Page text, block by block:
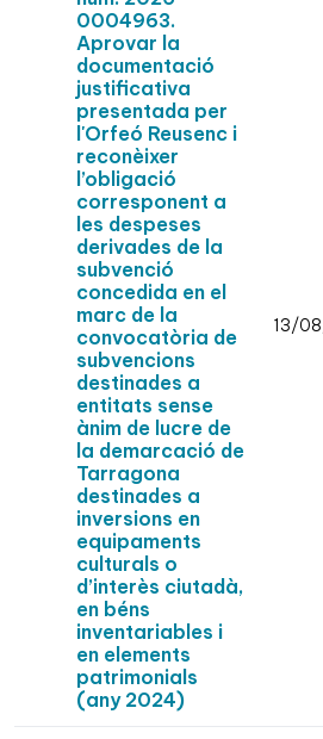
0004963.
Aprovar la
documentació
justificativa
presentada per
l'Orfeó Reusenc i
reconèixer
l’obligació
corresponent a
les despeses
derivades de la
subvenció
concedida en el
marc de la
convocatòria de
subvencions
destinades a
entitats sense
ànim de lucre de
la demarcació de
Tarragona
destinades a
inversions en
equipaments
culturals o
d’interès ciutadà,
en béns
inventariables i
en elements
patrimonials
(any 2024)
13/